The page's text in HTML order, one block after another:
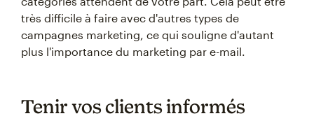
très difficile à faire avec d'autres types de
campagnes marketing, ce qui souligne d'autant
plus l'importance du marketing par e-mail.
Tenir vos clients informés